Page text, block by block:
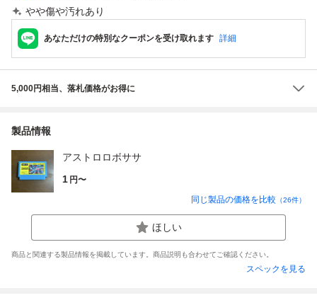
やや傷や汚れあり
あなただけの特別なクーポンを受け取れます 詳細
5,000円相当、落札価格がお得に
製品情報
アストロロボササ
1 円〜
同じ製品の価格を比較 （26件）
ほしい
商品と関連する製品情報を掲載しています。商品説明も合わせてご確認ください。
スペックを見る